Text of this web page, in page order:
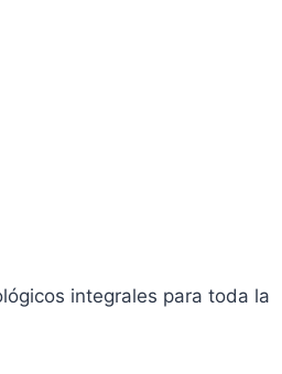
integrales para toda la